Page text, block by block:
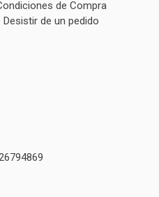
de Compra
Desistir de un pedido